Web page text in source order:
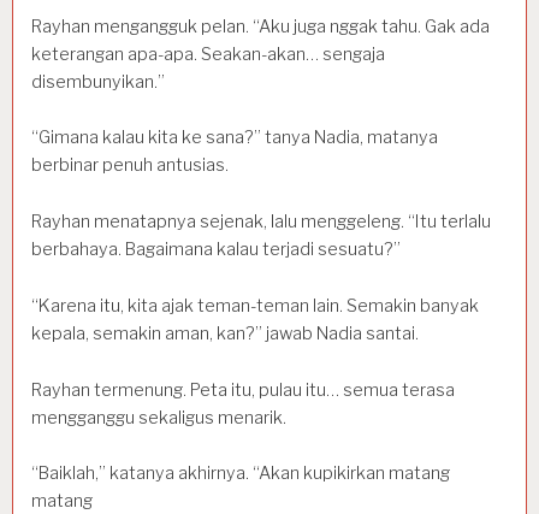
Rayhan mengangguk pelan. “Aku juga nggak tahu. Gak ada
keterangan apa-apa. Seakan-akan… sengaja
disembunyikan.”
“Gimana kalau kita ke sana?” tanya Nadia, matanya
berbinar penuh antusias.
Rayhan menatapnya sejenak, lalu menggeleng. “Itu terlalu
berbahaya. Bagaimana kalau terjadi sesuatu?”
“Karena itu, kita ajak teman-teman lain. Semakin banyak
kepala, semakin aman, kan?” jawab Nadia santai.
Rayhan termenung. Peta itu, pulau itu… semua terasa
mengganggu sekaligus menarik.
“Baiklah,” katanya akhirnya. “Akan kupikirkan matang
matang